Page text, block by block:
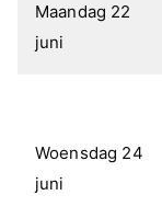
Maandag 22
juni
Woensdag 24
juni